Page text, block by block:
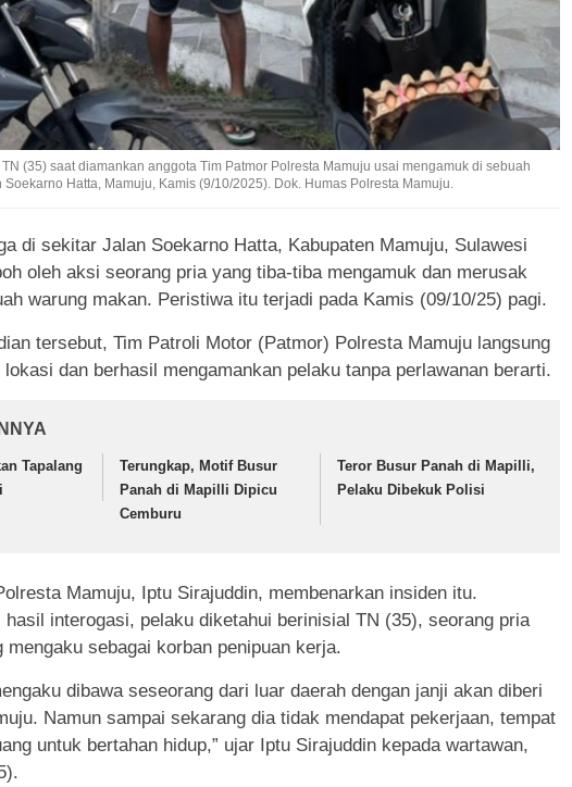
(35) saat diamankan anggota Tim Patmor Polresta Mamuju usai mengamuk di sebuah
Hatta, Mamuju, Kamis (9/10/2025). Dok. Humas Polresta Mamuju.
di sekitar Jalan Soekarno Hatta, Kabupaten Mamuju, Sulawesi
oleh aksi seorang pria yang tiba-tiba mengamuk dan merusak
warung makan. Peristiwa itu terjadi pada Kamis (09/10/25) pagi.
tersebut, Tim Patroli Motor (Patmor) Polresta Mamuju langsung
dan berhasil mengamankan pelaku tanpa perlawanan berarti.
Tapalang
Terungkap, Motif Busur
Panah di Mapilli Dipicu
Cemburu
Teror Busur Panah di Mapilli,
Pelaku Dibekuk Polisi
Mamuju, Iptu Sirajuddin, membenarkan insiden itu.
hasil interogasi, pelaku diketahui berinisial TN (35), seorang pria
mengaku sebagai korban penipuan kerja.
dibawa seseorang dari luar daerah dengan janji akan diberi
Namun sampai sekarang dia tidak mendapat pekerjaan, tempat
untuk bertahan hidup,” ujar Iptu Sirajuddin kepada wartawan,